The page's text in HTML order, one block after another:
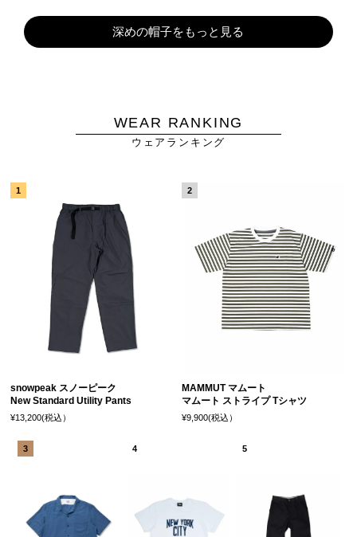
深めの帽子をもっと見る
WEAR RANKING
ウェアランキング
snowpeak スノーピーク
New Standard Utility Pants
¥13,200(税込）
MAMMUT マムート
マムート ストライプ Tシャツ
¥9,900(税込）